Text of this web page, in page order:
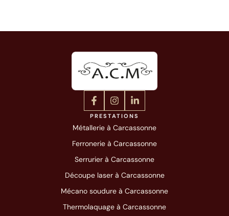
PRESTATIONS
Métallerie à Carcassonne
Ferronerie à Carcassonne
Serrurier à Carcassonne
Découpe laser à Carcassonne
Mécano soudure à Carcassonne
Thermolaquage à Carcassonne